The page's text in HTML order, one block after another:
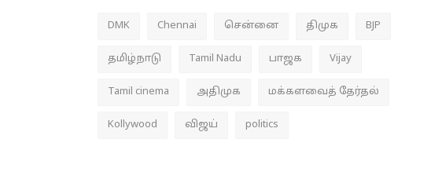
DMK Chennai சென்னை திமுக BJP
தமிழ்நாடு Tamil Nadu பாஜக Vijay
Tamil cinema அதிமுக மக்களவைத் தேர்தல்
Kollywood விஜய் politics